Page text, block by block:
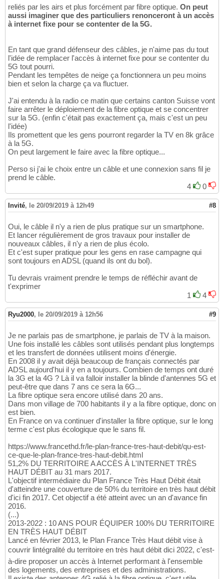
reliés par les airs et plus forcément par fibre optique. On peut
aussi imaginer que des particuliers renonceront à un accès
à internet fixe pour se contenter de la 5G.
En tant que grand défenseur des câbles, je n'aime pas du tout
l'idée de remplacer l'accès à internet fixe pour se contenter du
5G tout pourri.
Pendant les tempêtes de neige ça fonctionnera un peu moins
bien et selon la charge ça va fluctuer.
J'ai entendu à la radio ce matin que certains canton Suisse vont
faire arrêter le déploiement de la fibre optique et se concentrer
sur la 5G. (enfin c'était pas exactement ça, mais c'est un peu
l'idée)
Ils promettent que les gens pourront regarder la TV en 8k grâce
à la 5G.
On peut largement le faire avec la fibre optique...
Perso si j'ai le choix entre un câble et une connexion sans fil je
prend le câble.
4
0
Invité, le 20/09/2019 à 12h49 #8
Oui, le câble il n'y a rien de plus pratique sur un smartphone.
Et lancer régulièrement de gros travaux pour installer de
nouveaux câbles, il n'y a rien de plus écolo.
Et c'est super pratique pour les gens en rase campagne qui
sont toujours en ADSL (quand ils ont du bol).
Tu devrais vraiment prendre le temps de réfléchir avant de
t'exprimer
1
4
Ryu2000, le 20/09/2019 à 12h56 #9
Je ne parlais pas de smartphone, je parlais de TV à la maison.
Une fois installé les câbles sont utilisés pendant plus longtemps
et les transfert de données utilisent moins d'énergie.
En 2008 il y avait déjà beaucoup de français connectés par
ADSL aujourd'hui il y en a toujours. Combien de temps ont duré
la 3G et la 4G ? Là il va falloir installer la blinde d'antennes 5G et
peut-être que dans 7 ans ce sera la 6G...
La fibre optique sera encore utilisé dans 20 ans.
Dans mon village de 700 habitants il y a la fibre optique, donc on
est bien.
En France on va continuer d'installer la fibre optique, sur le long
terme c'est plus écologique que le sans fil.
https://www.francethd.fr/le-plan-france-tres-haut-debit/qu-est-
ce-que-le-plan-france-tres-haut-debit.html
51,2% DU TERRITOIRE A ACCÈS À L'INTERNET TRÈS
HAUT DÉBIT au 31 mars 2017.
L'objectif intermédiaire du Plan France Très Haut Débit était
d'atteindre une couverture de 50% du territoire en très haut débit
d'ici fin 2017. Cet objectif a été atteint avec un an d'avance fin
2016.
(...)
2013-2022 : 10 ANS POUR ÉQUIPER 100% DU TERRITOIRE
EN TRÈS HAUT DÉBIT
Lancé en février 2013, le Plan France Très Haut débit vise à
couvrir lintégralité du territoire en très haut débit dici 2022, c'est-
à-dire proposer un accès à Internet performant à l'ensemble
des logements, des entreprises et des administrations.